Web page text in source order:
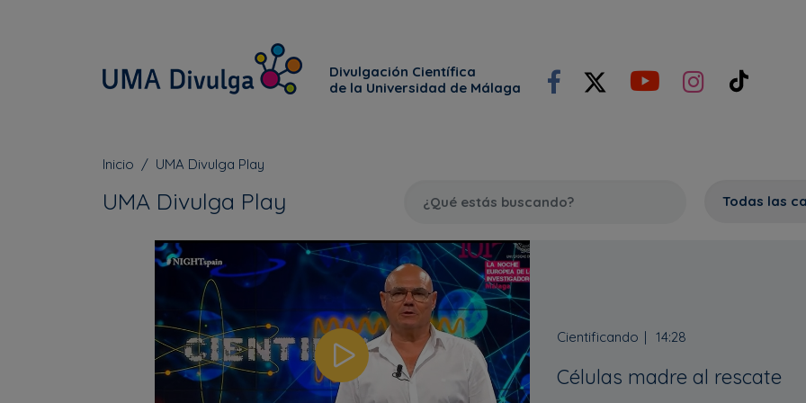
Divulgación Científica
de la Universidad de Málaga
Inicio UMA Divulga Play
UMA Divulga Play
Cientificando 14:28
Células madre al rescate